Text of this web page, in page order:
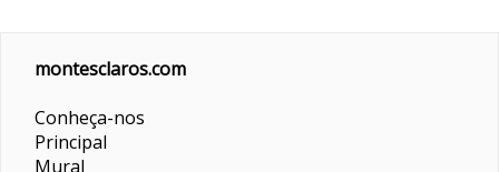
montesclaros.com
Conheça-nos
Principal
Mural